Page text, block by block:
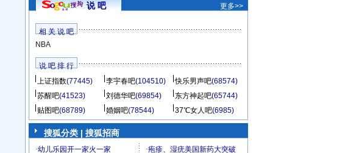
说 吧 更多>>
相 关 说 吧
NBA
说 吧 排 行
上证指数(77445) 李宇春吧(104510) 快乐男声吧(68574)
苏醒吧(41523) 刘德华吧(69854) 东方神起吧(65744)
贴图吧(68789) 婚姻吧(78544) 37℃女人吧(6985)
搜狐分类 | 搜狐招商